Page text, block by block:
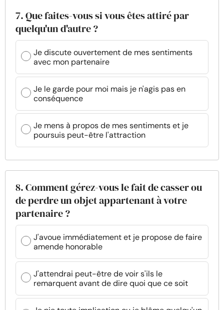
7. Que faites-vous si vous êtes attiré par
quelqu'un d'autre ?
Je discute ouvertement de mes sentiments
avec mon partenaire
Je le garde pour moi mais je n'agis pas en
conséquence
Je mens à propos de mes sentiments et je
poursuis peut-être l'attraction
8. Comment gérez-vous le fait de casser ou
de perdre un objet appartenant à votre
partenaire ?
J'avoue immédiatement et je propose de faire
amende honorable
J'attendrai peut-être de voir s'ils le
remarquent avant de dire quoi que ce soit